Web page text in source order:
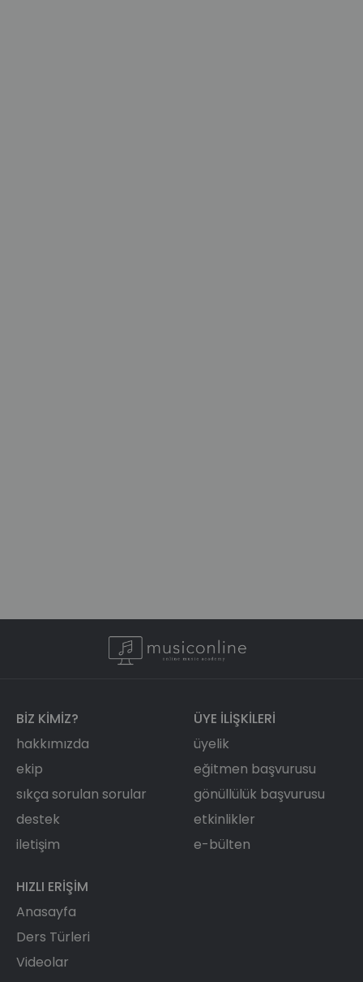
BIZ KIMIZ?
hakkımızda
ekip
sıkça sorulan sorular
destek
iletişim
ÜYE ILIŞKILERI
üyelik
eğitmen başvurusu
gönüllülük başvurusu
etkinlikler
e-bülten
HIZLI ERIŞIM
Anasayfa
Ders Türleri
Videolar